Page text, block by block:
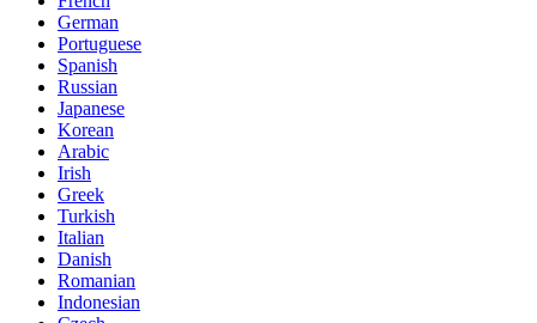
German
Portuguese
Spanish
Russian
Japanese
Korean
Arabic
Irish
Greek
Turkish
Italian
Danish
Romanian
Indonesian